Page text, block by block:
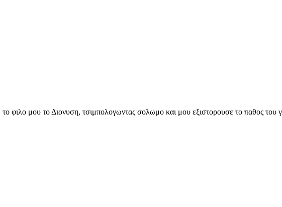
φιλο μου το Διονυση, τσιμπολογωντας σολωμο και μου εξιστορουσε το παθος του